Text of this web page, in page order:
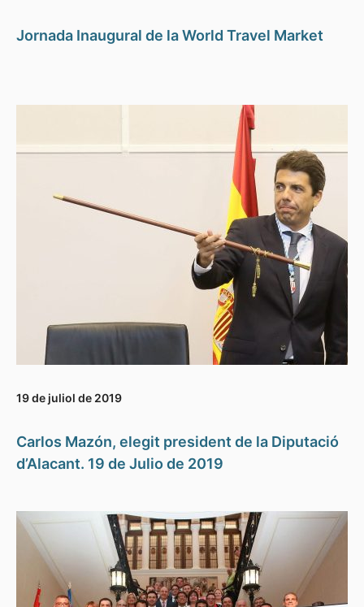
Jornada Inaugural de la World Travel Market
19 de juliol de 2019
Carlos Mazón, elegit president de la Diputació
d’Alacant. 19 de Julio de 2019